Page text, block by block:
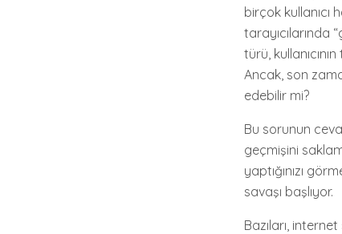
birçok kullanıcı
tarayıcılarında
türü,
Ancak, son
edebilir mi?
Bu sorunun
geçmişini
yaptığınızı
savaşı başlıyor.
Bazıları, internet